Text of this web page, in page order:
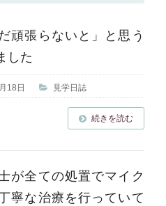
頑張らないと」と思う
した
18日 見学日誌
続きを読む
が全ての処置でマイク
寧な治療を行っていて